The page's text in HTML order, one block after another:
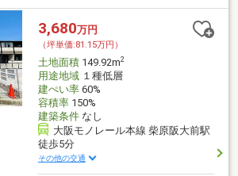
3,680万円
（坪単価:81.15万円）
土地面積149.92m2
用途地域１種低層
建ぺい率60%
容積率150%
建築条件なし
大阪モノレール本線 柴原阪大前駅
徒歩5分
その他の交通